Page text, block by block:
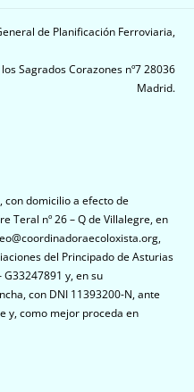
de Planificación Ferroviaria,
Sagrados Corazones nº7 28036
Madrid.
con domicilio a efecto de
Teral nº 26 – Q de Villalegre, en
del Principado de Asturias
G33247891 y, en su
con DNI 11393200-N, ante
y, como mejor proceda en